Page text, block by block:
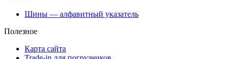
Шины — алфавитный указатель
Полезное
Карта сайта